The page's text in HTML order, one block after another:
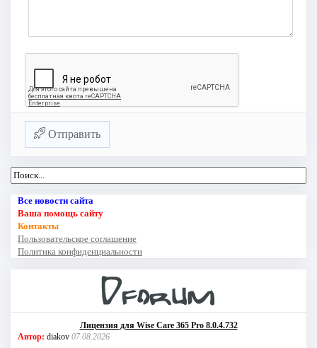
Отправить
Все новости сайта
Ваша помощь сайту
Контакты
Пользовательское соглашение
Политика конфиденциальности
Лицензия для Wise Care 365 Pro 8.0.4.732
Автор: diakov 07.08.2026